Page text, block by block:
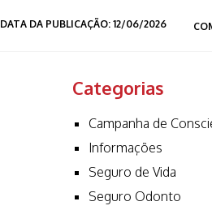
DATA DA PUBLICAÇÃO: 12/06/2026
Categorias
Campanha de
Informações
Seguro de Vida
Seguro Odonto